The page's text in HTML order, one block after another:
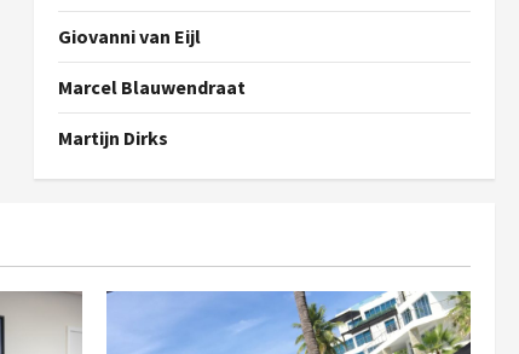
Giovanni van Eijl
Marcel Blauwendraat
Martijn Dirks